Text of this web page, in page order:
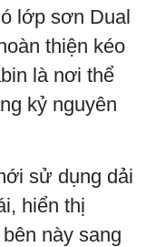
lớp sơn Dual
thiện kéo
là nơi thể
kỷ nguyên
sử dụng dải
hiển thị
này sang